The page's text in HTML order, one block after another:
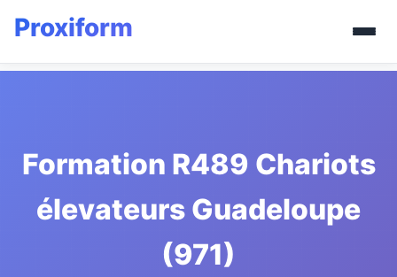
Formation R489 Chariots
élevateurs Guadeloupe
(971)